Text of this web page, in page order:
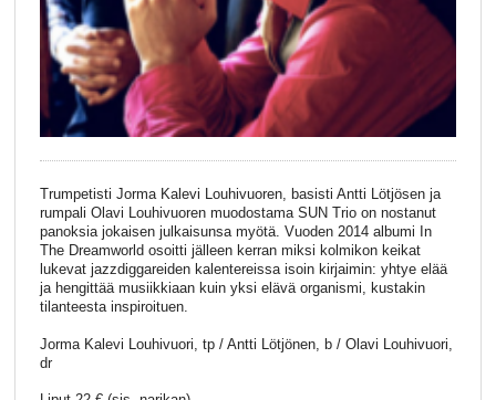
Trumpetisti Jorma Kalevi Louhivuoren, basisti Antti Lötjösen ja
rumpali Olavi Louhivuoren muodostama SUN Trio on nostanut
panoksia jokaisen julkaisunsa myötä. Vuoden 2014 albumi In
The Dreamworld osoitti jälleen kerran miksi kolmikon keikat
lukevat jazzdiggareiden kalentereissa isoin kirjaimin: yhtye elää
ja hengittää musiikkiaan kuin yksi elävä organismi, kustakin
tilanteesta inspiroituen.
Jorma Kalevi Louhivuori, tp / Antti Lötjönen, b / Olavi Louhivuori,
dr